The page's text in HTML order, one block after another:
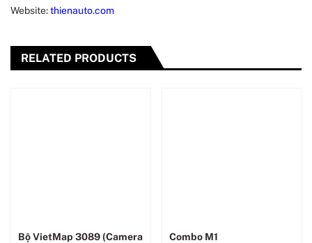
Website:thienauto.com
RELATED PRODUCTS
Bộ VietMap 3089 (Camera
Combo M1